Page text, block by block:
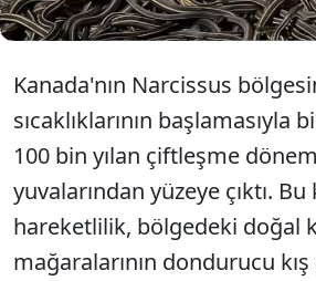
Kanada'nın Narcissus
sıcaklıklarının başlamasıyla
100 bin yılan çiftleşme
yuvalarından yüzeye çıktı.
hareketlilik, bölgedeki doğal
mağaralarının dondurucu